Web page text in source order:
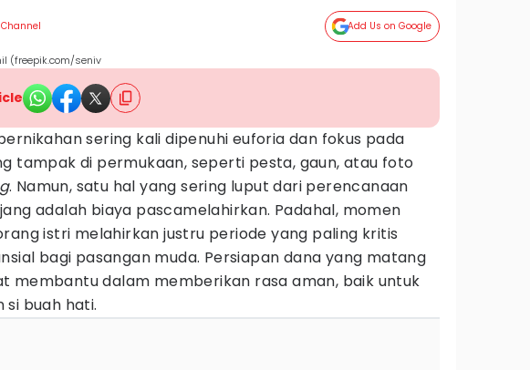
Channel Add Us on Google
(freepik.com/seniv
sering kali dipenuhi euforia dan fokus pada
tampak di permukaan, seperti pesta, gaun, atau foto
. Namun, satu hal yang sering luput dari perencanaan
adalah biaya pascamelahirkan. Padahal, momen
istri melahirkan justru periode yang paling kritis
bagi pasangan muda. Persiapan dana yang matang
membantu dalam memberikan rasa aman, baik untuk
si buah hati.